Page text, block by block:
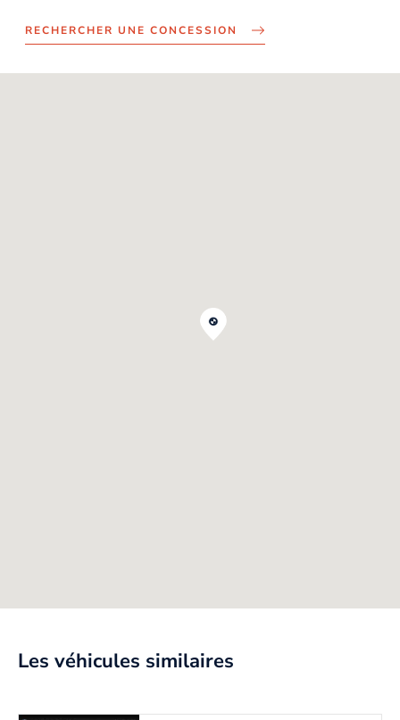
RECHERCHER UNE CONCESSION
Les véhicules similaires